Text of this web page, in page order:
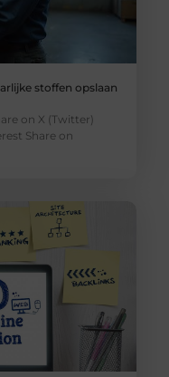
stoffen opslaan
on X (Twitter)
Share on